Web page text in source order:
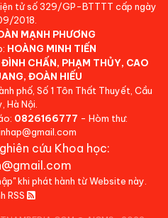
tử số 329/GP-BTTTT cấp ngày
2018.
MẠNH PHƯƠNG
HOÀNG MINH TIẾN
CHẤN, PHẠM THỦY, CAO
ĐOÀN HIẾU
phố, Số 1 Tôn Thất Thuyết, Cầu
Hà Nội.
0826166777 - Hòm thư:
cứu Khoa học:
khi phát hành từ Website này.
RSS